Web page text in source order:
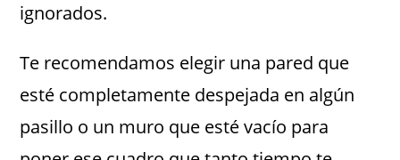
ignorados.
Te recomendamos elegir una pared que
esté completamente despejada en algún
pasillo o un muro que esté vacío para